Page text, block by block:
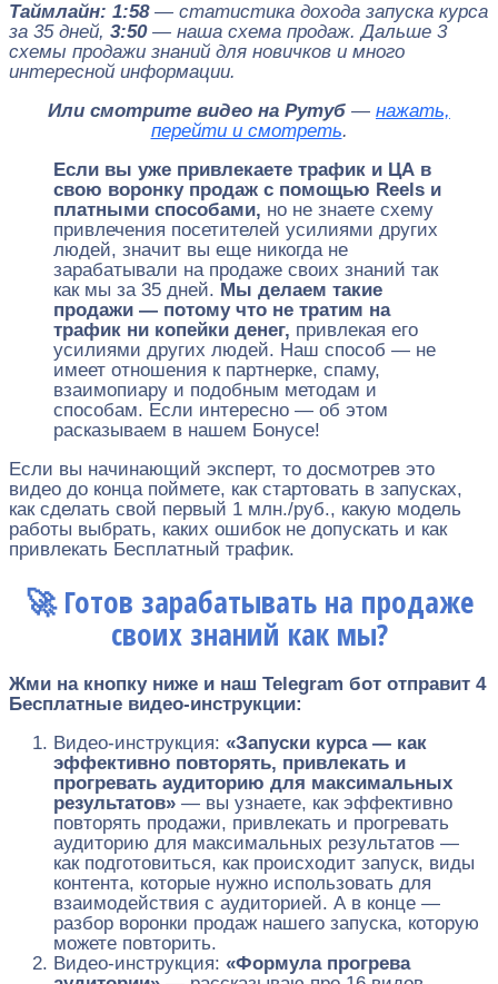
Таймлайн: 1:58— статистика дохода запуска курса
за 35 дней, 3:50— наша схема продаж. Дальше 3
схемы продажи знаний для новичков и много
интересной информации.
Или смотрите видео на Рутуб — нажать,
перейти и смотреть.
Если вы уже привлекаете трафик и ЦА в
свою воронку продаж с помощью Reels и
платными способами, но не знаете схему
привлечения посетителей усилиями других
людей, значит вы еще никогда не
зарабатывали на продаже своих знаний так
как мы за 35 дней. Мы делаем такие
продажи — потому что не тратим на
трафик ни копейки денег, привлекая его
усилиями других людей. Наш способ — не
имеет отношения к партнерке, спаму,
взаимопиару и подобным методам и
способам. Если интересно — об этом
расказываем в нашем Бонусе!
Если вы начинающий эксперт, то досмотрев это
видео до конца поймете, как стартовать в запусках,
как сделать свой первый 1 млн./руб., какую модель
работы выбрать, каких ошибок не допускать и как
привлекать Бесплатный трафик.
🚀 Готов зарабатывать на продаже
своих знаний как мы?
Жми на кнопку ниже и наш Telegram бот отправит 4
Бесплатные видео-инструкции:
Видео-инструкция: «Запуски курса — как
эффективно повторять, привлекать и
прогревать аудиторию для максимальных
результатов» — вы узнаете, как эффективно
повторять продажи, привлекать и прогревать
аудиторию для максимальных результатов —
как подготовиться, как происходит запуск, виды
контента, которые нужно использовать для
взаимодействия с аудиторией. А в конце —
разбор воронки продаж нашего запуска, которую
можете повторить.
Видео-инструкция: «Формула прогрева